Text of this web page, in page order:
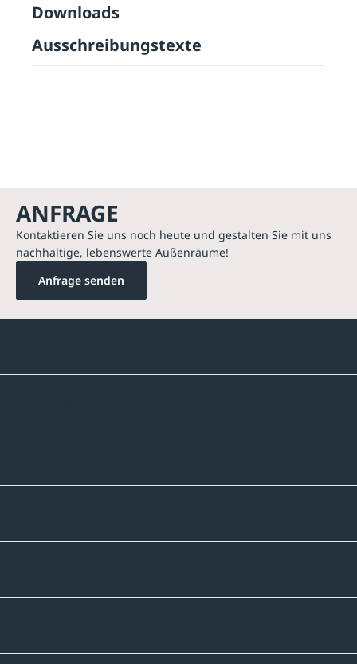
Downloads
Ausschreibungstexte
ANFRAGE
Kontaktieren Sie uns noch heute und gestalten Sie mit uns
nachhaltige, lebenswerte Außenräume!
Anfrage senden